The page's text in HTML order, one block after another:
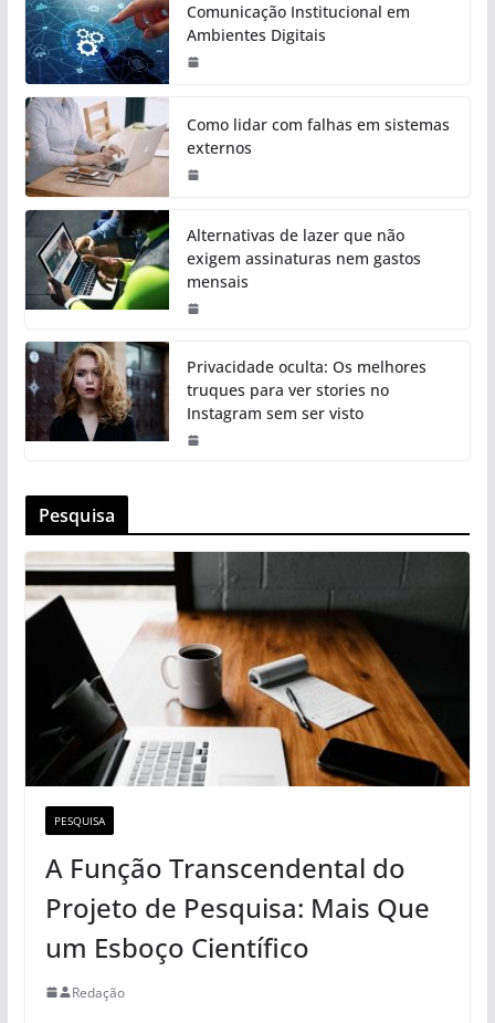
Comunicação Institucional em
Ambientes Digitais
Como lidar com falhas em sistemas
externos
Alternativas de lazer que não
exigem assinaturas nem gastos
mensais
Privacidade oculta: Os melhores
truques para ver stories no
Instagram sem ser visto
Pesquisa
PESQUISA
A Função Transcendental do
Projeto de Pesquisa: Mais Que
um Esboço Científico
Redação